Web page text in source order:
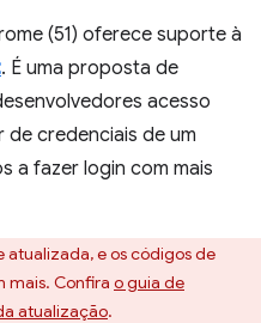
(51) oferece suporte à
. É uma proposta de
acesso
credenciais de um
a fazer login com mais
atualizada, e os códigos de
mais. Confira o guia de
atualização.